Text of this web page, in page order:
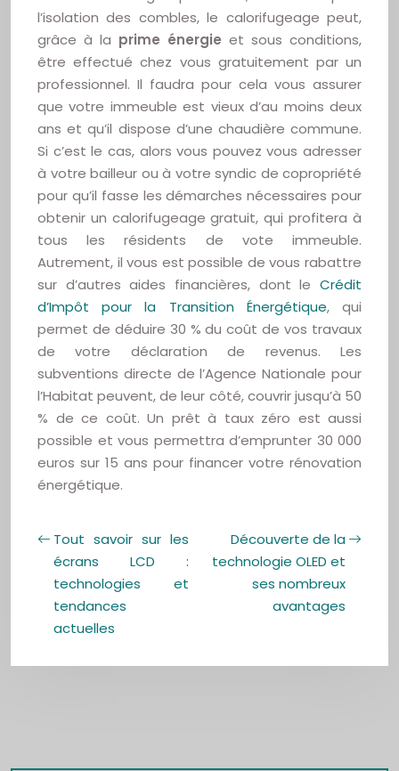
l’isolation des combles, le calorifugeage peut,
grâce à la prime énergie et sous conditions,
être effectué chez vous gratuitement par un
professionnel. Il faudra pour cela vous assurer
que votre immeuble est vieux d’au moins deux
ans et qu’il dispose d’une chaudière commune.
Si c’est le cas, alors vous pouvez vous adresser
à votre bailleur ou à votre syndic de copropriété
pour qu’il fasse les démarches nécessaires pour
obtenir un calorifugeage gratuit, qui profitera à
tous les résidents de vote immeuble.
Autrement, il vous est possible de vous rabattre
sur d’autres aides financières, dont le Crédit
d’Impôt pour la Transition Énergétique, qui
permet de déduire 30 % du coût de vos travaux
de votre déclaration de revenus. Les
subventions directe de l’Agence Nationale pour
l’Habitat peuvent, de leur côté, couvrir jusqu’à 50
% de ce coût. Un prêt à taux zéro est aussi
possible et vous permettra d’emprunter 30 000
euros sur 15 ans pour financer votre rénovation
énergétique.
Tout savoir sur les
écrans LCD :
technologies et
tendances
actuelles
Découverte de la
technologie OLED et
ses nombreux
avantages